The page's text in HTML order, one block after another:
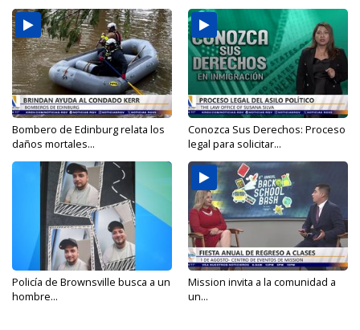
Bombero de Edinburg relata los
daños mortales...
Conozca Sus Derechos: Proceso
legal para solicitar...
Policía de Brownsville busca a un
hombre...
Mission invita a la comunidad a
un...